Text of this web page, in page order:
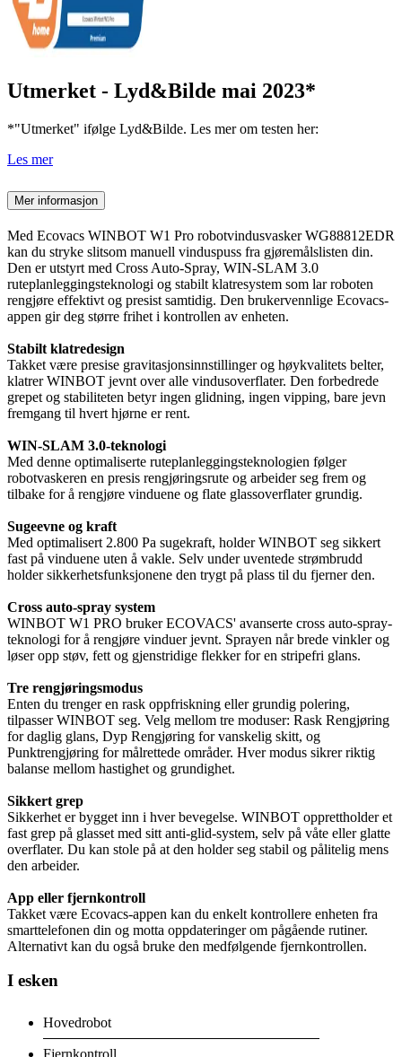
Utmerket - Lyd&Bilde mai 2023*
*"Utmerket" ifølge Lyd&Bilde. Les mer om testen her:
Les mer
Mer informasjon
Med Ecovacs WINBOT W1 Pro robotvindusvasker WG88812EDR
kan du stryke slitsom manuell vinduspuss fra gjøremålslisten din.
Den er utstyrt med Cross Auto-Spray, WIN-SLAM 3.0
ruteplanleggingsteknologi og stabilt klatresystem som lar roboten
rengjøre effektivt og presist samtidig. Den brukervennlige Ecovacs-
appen gir deg større frihet i kontrollen av enheten.
Stabilt klatredesign
Takket være presise gravitasjonsinnstillinger og høykvalitets belter,
klatrer WINBOT jevnt over alle vindusoverflater. Den forbedrede
grepet og stabiliteten betyr ingen glidning, ingen vipping, bare jevn
fremgang til hvert hjørne er rent.
WIN-SLAM 3.0-teknologi
Med denne optimaliserte ruteplanleggingsteknologien følger
robotvaskeren en presis rengjøringsrute og arbeider seg frem og
tilbake for å rengjøre vinduene og flate glassoverflater grundig.
Sugeevne og kraft
Med optimalisert 2.800 Pa sugekraft, holder WINBOT seg sikkert
fast på vinduene uten å vakle. Selv under uventede strømbrudd
holder sikkerhetsfunksjonene den trygt på plass til du fjerner den.
Cross auto-spray system
WINBOT W1 PRO bruker ECOVACS' avanserte cross auto-spray-
teknologi for å rengjøre vinduer jevnt. Sprayen når brede vinkler og
løser opp støv, fett og gjenstridige flekker for en stripefri glans.
Tre rengjøringsmodus
Enten du trenger en rask oppfriskning eller grundig polering,
tilpasser WINBOT seg. Velg mellom tre moduser: Rask Rengjøring
for daglig glans, Dyp Rengjøring for vanskelig skitt, og
Punktrengjøring for målrettede områder. Hver modus sikrer riktig
balanse mellom hastighet og grundighet.
Sikkert grep
Sikkerhet er bygget inn i hver bevegelse. WINBOT opprettholder et
fast grep på glasset med sitt anti-glid-system, selv på våte eller glatte
overflater. Du kan stole på at den holder seg stabil og pålitelig mens
den arbeider.
App eller fjernkontroll
Takket være Ecovacs-appen kan du enkelt kontrollere enheten fra
smarttelefonen din og motta oppdateringer om pågående rutiner.
Alternativt kan du også bruke den medfølgende fjernkontrollen.
I esken
Hovedrobot